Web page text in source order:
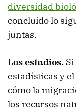
diversidad
concluido lo
juntas.
Los estudios.
estadísticas y
cómo la
los recursos